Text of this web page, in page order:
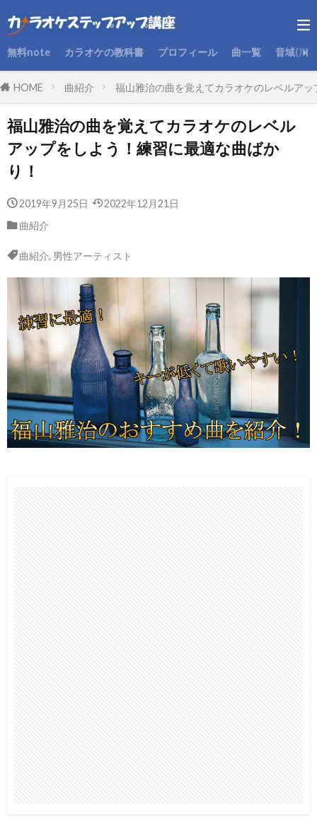
無料note カラオケの教科書 プロフィール 曲一覧 音域(声
HOME 曲紹介 福山雅治の曲を覚えてカラオケのレベルア
福山雅治の曲を覚えてカラオケのレベル
アップをしよう！練習に最適な曲ばか
り！
2019年9月25日
2022年12月21日
曲紹介
曲紹介, 男性アーティスト